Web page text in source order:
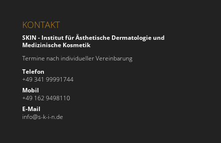
KONTAKT
SKIN - Institut für Ästhetische Dermatologie und
Medizinische Kosmetik
Termine nach individueller Vereinbarung
Telefon
+49 341 99991744
Mobil
+49 162 9498110
E-Mail
info@s-k-i-n.de